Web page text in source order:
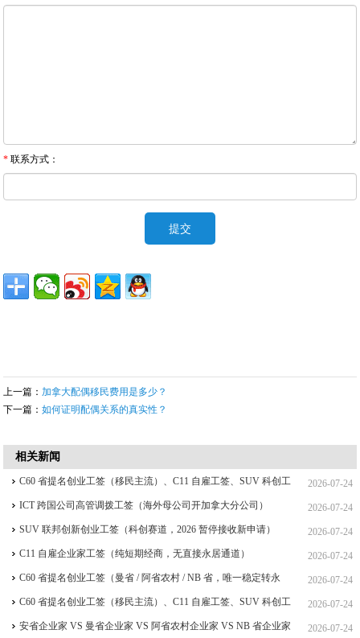
* 联系方式：
上一篇：加拿大配偶移民费用是多少？
下一篇：如何证明配偶关系的真实性？
相关新闻
2026-07-24
C60 省提名创业工签（移民主流）、C11 自雇工签、SUV 科创工
签、ICT 跨国高管工签比较 2026-07-24
ICT 跨国公司高管调拨工签（海外母公司开加拿大分公司）
2026-07-24
SUV 联邦创新创业工签（科创赛道，2026 暂停接收新申请）
2026-07-24
C11 自雇企业家工签（纯短期经商，无直接永居通道）
2026-07-24
C60 省提名创业工签（曼省 / 阿省农村 / NB 省，唯一稳定转永
居，重点） 2026-07-24
C60 省提名创业工签（移民主流）、C11 自雇工签、SUV 科创工
签、ICT 跨国高管工签 2026-07-24
安省企业家 VS 曼省企业家 VS 阿省农村企业家 VS NB 省企业家